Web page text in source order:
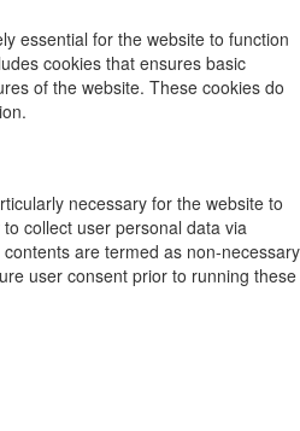
essential for the website to function
cookies that ensures basic
of the website. These cookies do
necessary for the website to
collect user personal data via
are termed as non-necessary
user consent prior to running these